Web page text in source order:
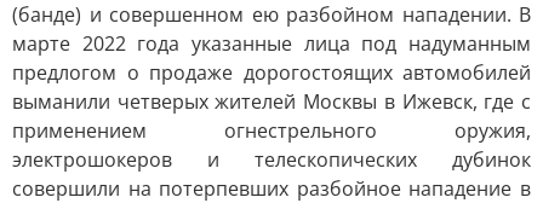
(банде) и совершенном ею разбойном нападении. В
марте 2022 года указанные лица под надуманным
предлогом о продаже дорогостоящих автомобилей
выманили четверых жителей Москвы в Ижевск, где с
применением огнестрельного оружия,
электрошокеров и телескопических дубинок
совершили на потерпевших разбойное нападение в